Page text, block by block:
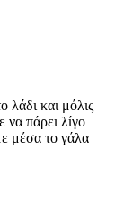
λάδι και μόλις
να πάρει λίγο
μέσα το γάλα